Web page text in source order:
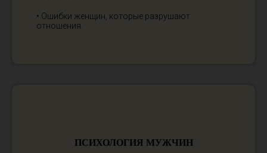
• Ошибки женщин, которые разрушают
отношения.
ПСИХОЛОГИЯ МУЖЧИН